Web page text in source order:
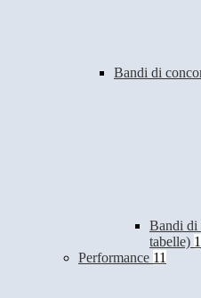
Bandi di
Bandi di
tabelle) 1
Performance 11